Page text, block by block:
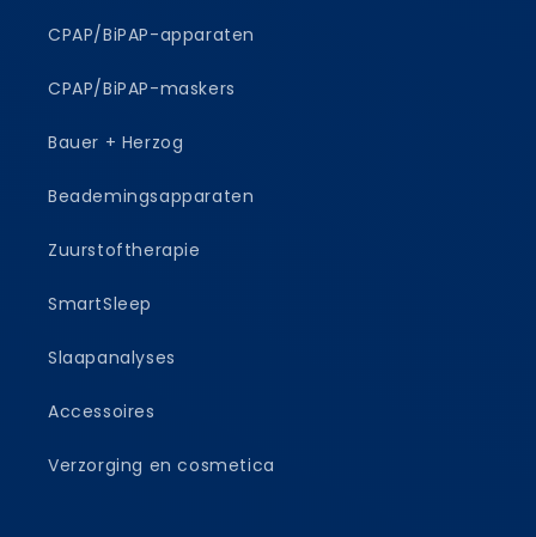
CPAP/BiPAP-apparaten
CPAP/BiPAP-maskers
Bauer + Herzog
Beademingsapparaten
Zuurstoftherapie
SmartSleep
Slaapanalyses
Accessoires
Verzorging en cosmetica